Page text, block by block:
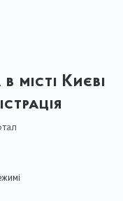
місті Києві